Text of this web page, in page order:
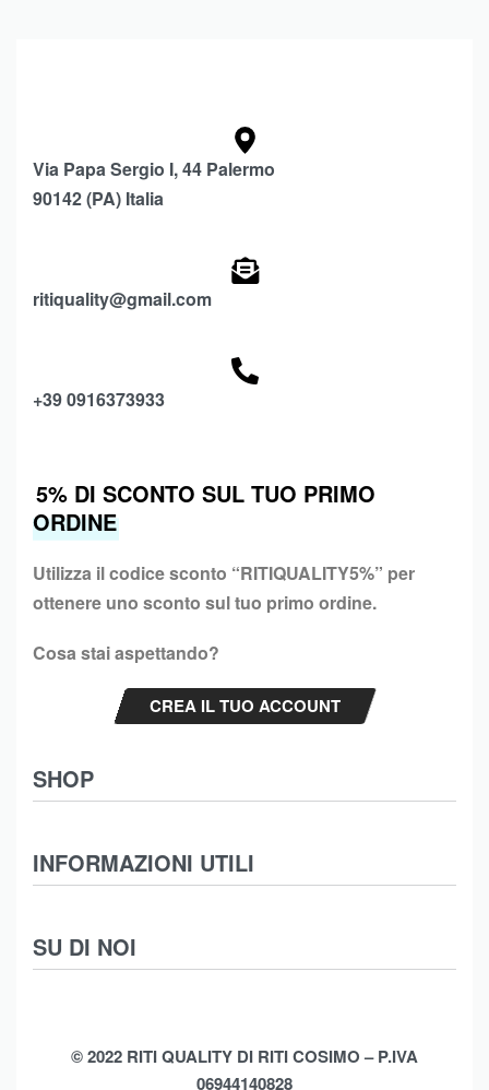
Via Papa Sergio I, 44 Palermo
90142 (PA) Italia
ritiquality@gmail.com
+39 0916373933
SHOP
Abbigliamento
Intimo
Moda Mare
SU DI NOI
Shop
INFORMAZIONI UTILI
Termini e Condizioni
Spedizioni
Privacy Policy
5% DI SCONTO SUL TUO PRIMO
ORDINE
Utilizza il codice sconto “RITIQUALITY5%” per
ottenere uno sconto sul tuo primo ordine.
Cosa stai aspettando?
CREA IL TUO ACCOUNT
© 2022 RITI QUALITY DI RITI COSIMO – P.IVA
06944140828